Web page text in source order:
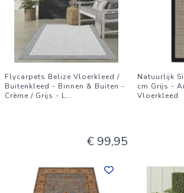
Flycarpets Belize Vloerkleed /
Buitenkleed - Binnen & Buiten -
Crème / Grijs - L...
€ 99,95
Natuurlijk
cm Grijs -
Vloerkleed